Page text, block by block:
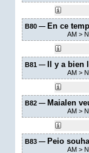
B80 — En ce
AM>
B81 —
Il y a bien
AM>
B82 — Maialen
AM>
B83 — Peio
AM>